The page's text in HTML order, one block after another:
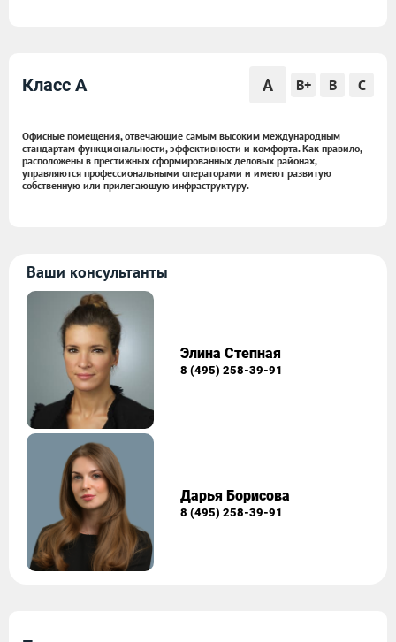
Класс A A B+ B C
Офисные помещения, отвечающие самым высоким международным
стандартам функциональности, эффективности и комфорта. Как правило,
расположены в престижных сформированных деловых районах,
управляются профессиональными операторами и имеют развитую
собственную или прилегающую инфраструктуру.
Ваши консультанты
Элина Степная
8 (495) 258-39-91
Дарья Борисова
8 (495) 258-39-91